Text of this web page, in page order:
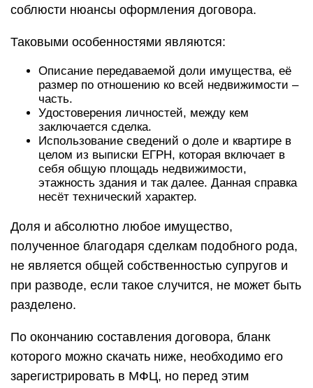
соблюсти нюансы оформления договора.
Таковыми особенностями являются:
Описание передаваемой доли имущества, её
размер по отношению ко всей недвижимости –
часть.
Удостоверения личностей, между кем
заключается сделка.
Использование сведений о доле и квартире в
целом из выписки ЕГРН, которая включает в
себя общую площадь недвижимости,
этажность здания и так далее. Данная справка
несёт технический характер.
Доля и абсолютно любое имущество,
полученное благодаря сделкам подобного рода,
не является общей собственностью супругов и
при разводе, если такое случится, не может быть
разделено.
По окончанию составления договора, бланк
которого можно скачать ниже, необходимо его
зарегистрировать в МФЦ, но перед этим